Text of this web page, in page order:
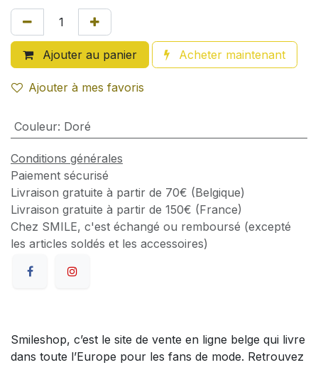
Ajouter au panier Acheter maintenant
Ajouter à mes favoris
Couleur: Doré
Conditions générales
Paiement sécurisé
Livraison gratuite à partir de 70€ (Belgique)
Livraison gratuite à partir de 150€ (France)
Chez SMILE, c'est échangé ou remboursé (excepté
les articles soldés et les accessoires)
Smileshop, c’est le site de vente en ligne belge qui livre
dans toute l’Europe pour les fans de mode. Retrouvez